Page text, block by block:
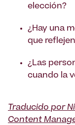
elección?
¿Hay una
que
¿Las
cuando la
Traducido por
Content